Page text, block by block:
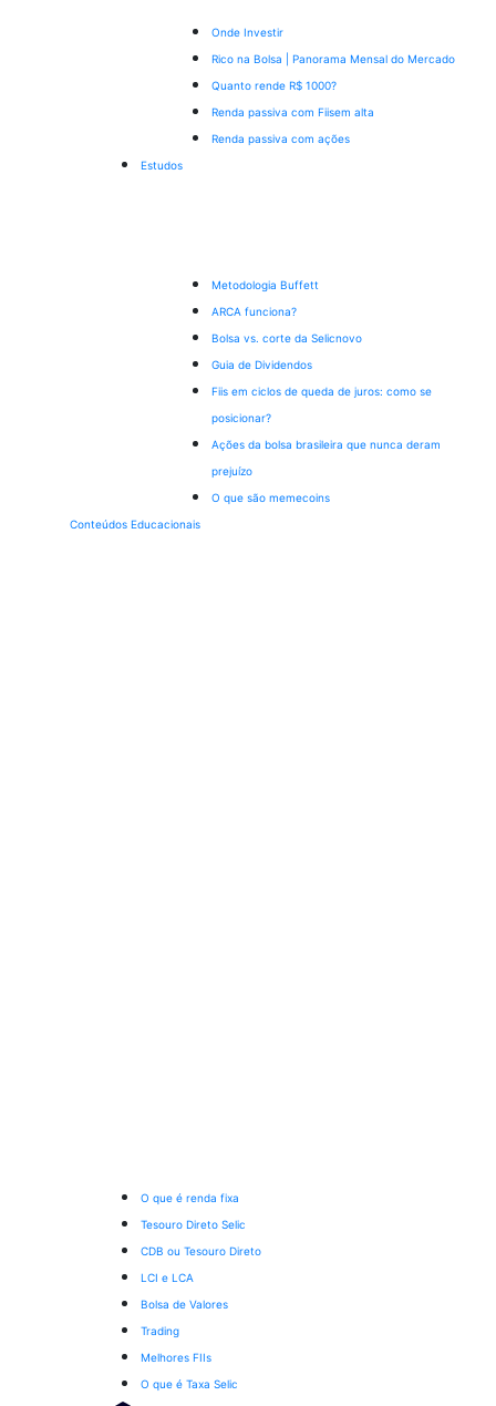
Onde Investir
Rico na Bolsa | Panorama Mensal do Mercado
Quanto rende R$ 1000?
Renda passiva com Fiisem alta
Renda passiva com ações
Estudos
Metodologia Buffett
ARCA funciona?
Bolsa vs. corte da Selicnovo
Guia de Dividendos
Fiis em ciclos de queda de juros: como se
posicionar?
Ações da bolsa brasileira que nunca deram
prejuízo
O que são memecoins
Conteúdos Educacionais
O que é renda fixa
Tesouro Direto Selic
CDB ou Tesouro Direto
LCI e LCA
Bolsa de Valores
Trading
Melhores FIIs
O que é Taxa Selic